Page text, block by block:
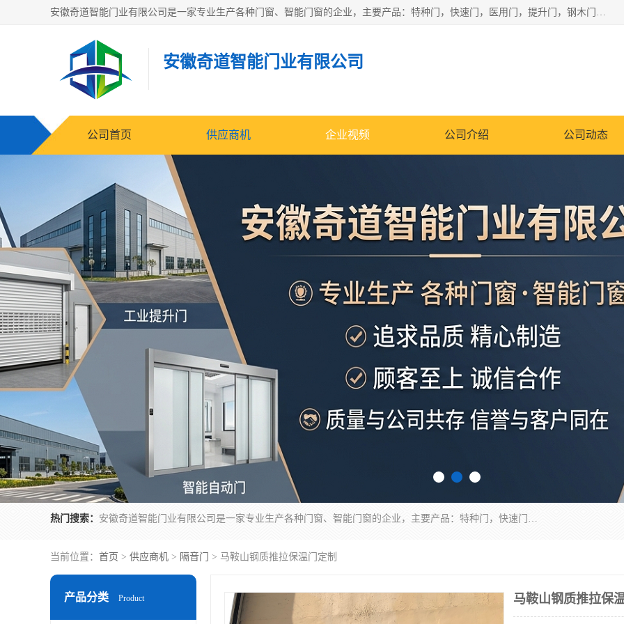
安徽奇道智能门业有限公司是一家专业生产各种门窗、智能门窗的企业，主要产品：特种门，快速门，医用门，提升门，钢木门，智能道闸，钢大门，平移门，卷帘门，保温门，钢制自由门，防火门等，欢迎前来咨询采购。
安徽奇道智能门业有限公司
公司首页 供应商机 企业视频 公司介绍 公司动态
热门搜索： 安徽奇道智能门业有限公司是一家专业生产各种门窗、智能门窗的企业，主要产品：特种门，快速门，医用门，提升门，钢木门，智能道闸，钢大门，平移门，卷帘门，保温门，钢制自由门，防火门等，欢迎前来咨询采购。
当前位置： 首页 > 供应商机 > 隔音门 > 马鞍山钢质推拉保温门定制
产品分类 Product 马鞍山钢质推拉保